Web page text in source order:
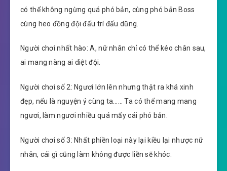
có thể không ngừng quá phó bản, cùng phó bản Boss
cùng heo đồng đội đấu trí đấu dũng.
Người chơi nhất hào: A, nữ nhân chỉ có thể kéo chân sau,
ai mang nàng ai diệt đội.
Người chơi số 2: Ngươi lớn lên nhưng thật ra khá xinh
đẹp, nếu là nguyện ý cùng ta…… Ta có thể mang mang
ngươi, làm ngươi nhiều quá mấy cái phó bản.
Người chơi số 3: Nhất phiền loại này lại kiều lại nhược nữ
nhân, cái gì cũng làm không được liền sẽ khóc.